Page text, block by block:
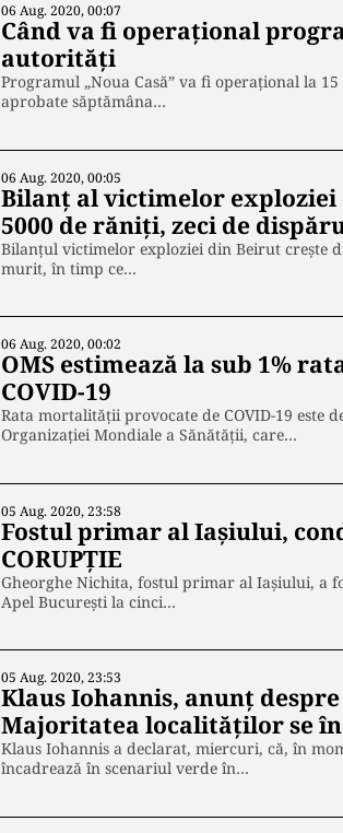
06 Aug. 2020, 00:07
Când va fi operațional
autorități
Programul „Noua Casă” va fi operaţional la
aprobate săptămâna…
06 Aug. 2020, 00:05
Bilanț al victimelor exploziei
5000 de răniți, zeci de
Bilanțul victimelor exploziei din Beirut crește
murit, în timp ce…
06 Aug. 2020, 00:02
OMS estimează la sub 1%
COVID-19
Rata mortalității provocate de COVID-19
Organizaţiei Mondiale a Sănătăţii, care…
05 Aug. 2020, 23:58
Fostul primar al Iașiului,
CORUPȚIE
Gheorghe Nichita, fostul primar al Iașiului, a
Apel București la cinci…
05 Aug. 2020, 23:53
Klaus Iohannis, anunț
Majoritatea localităților se
Klaus Iohannis a declarat, miercuri, că, în
încadrează în scenariul verde în…